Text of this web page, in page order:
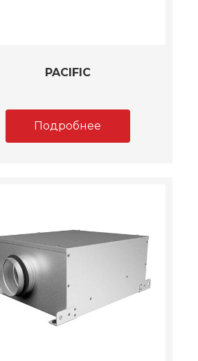
PACIFIC
Подробнее